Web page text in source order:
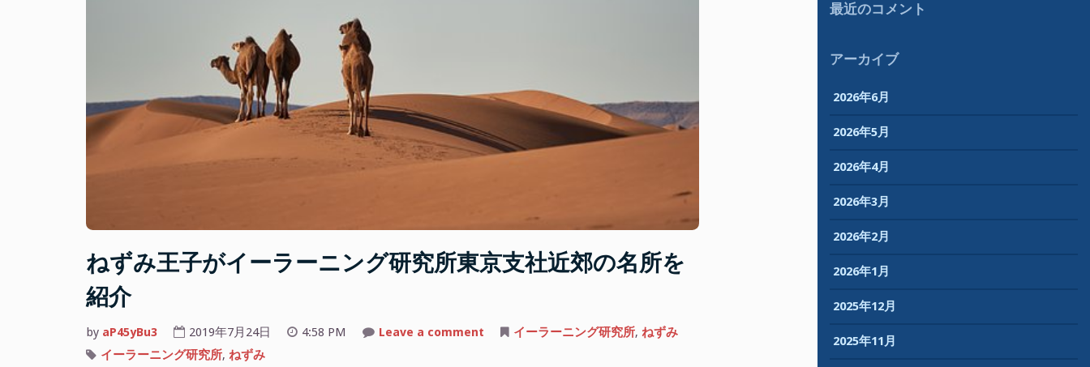
ねずみ王子がイーラーニング研究所東京支社近郊の名所を
紹介
by aP45yBu3 2019年7月24日 4:58 PM Leave a commenton イーラーニング研究所, ねずみ
イーラーニング研究所, ねずみ
最近のコメント
アーカイブ
2026年6月
2026年5月
2026年4月
2026年3月
2026年2月
2026年1月
2025年12月
2025年11月